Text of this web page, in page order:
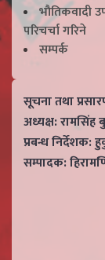
भाैतिकवादी
परिचर्चा गरिने
सम्पर्क
सूचना तथा
अध्यक्ष: रामसिंह
प्रबन्ध निर्देशक:
सम्पादक: